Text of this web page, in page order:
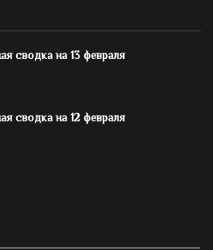
сводка на 13 февраля
сводка на 12 февраля